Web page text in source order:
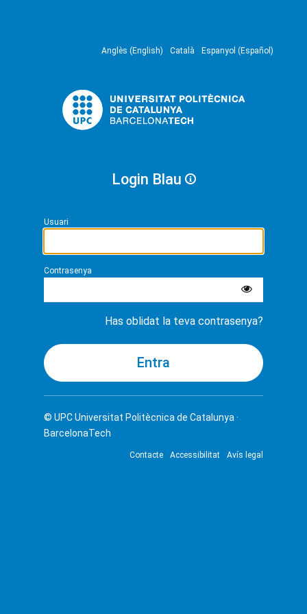
Anglès (English) Català Espanyol (Español)
Login Blau
Usuari
Contrasenya
Has oblidat la teva contrasenya?
© UPCUniversitat Politècnica de Catalunya ·
BarcelonaTech
Contacte Accessibilitat Avís legal